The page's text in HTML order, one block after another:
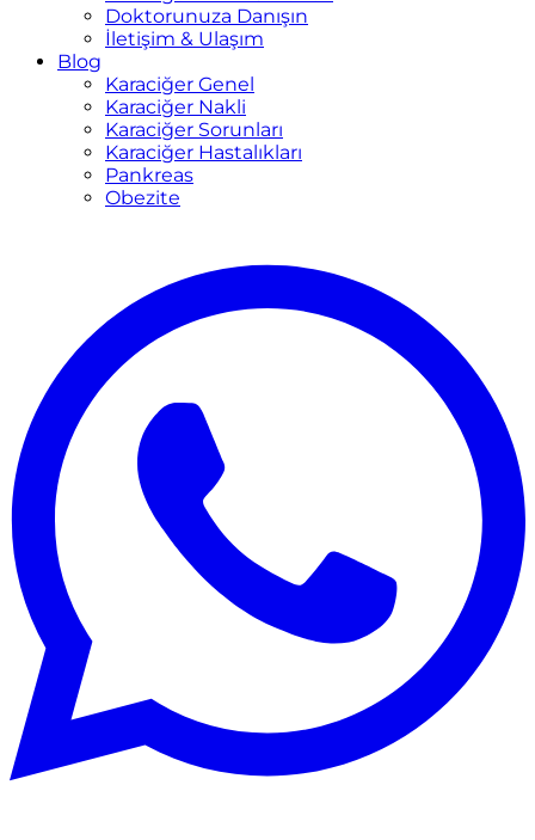
Doktorunuza Danışın
İletişim & Ulaşım
Blog
Karaciğer Genel
Karaciğer Nakli
Karaciğer Sorunları
Karaciğer Hastalıkları
Pankreas
Obezite